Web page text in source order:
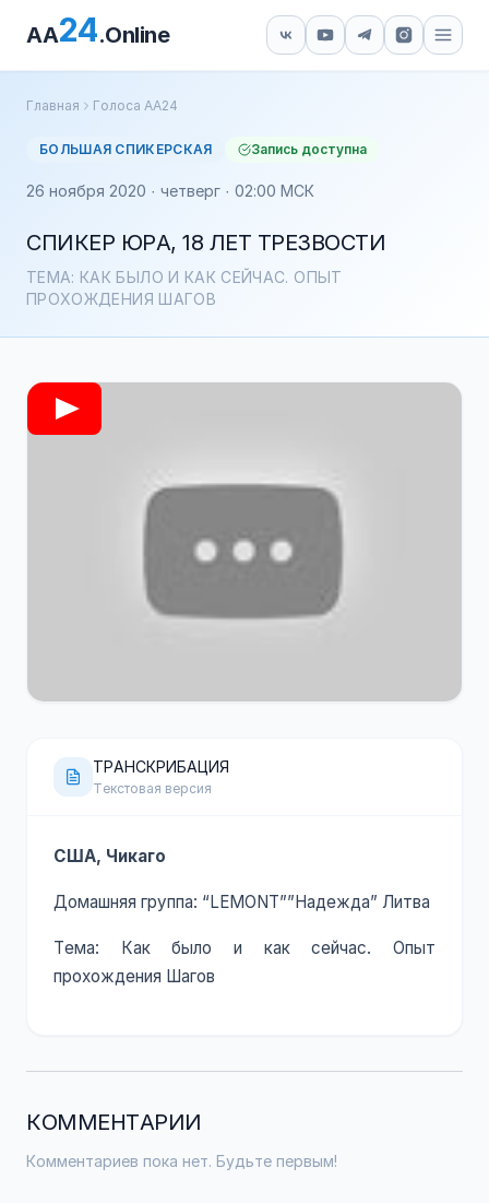
AA24.Online
Главная Голоса АА24
БОЛЬШАЯ СПИКЕРСКАЯ Запись доступна
26 ноября 2020 · четверг · 02:00 МСК
СПИКЕР ЮРА, 18 ЛЕТ ТРЕЗВОСТИ
ТЕМА: КАК БЫЛО И КАК СЕЙЧАС. ОПЫТ
ПРОХОЖДЕНИЯ ШАГОВ
ТРАНСКРИБАЦИЯ
Текстовая версия
США, Чикаго
Домашняя группа: “LEMONT””Надежда” Литва
Тема: Как было и как сейчас. Опыт
прохождения Шагов
КОММЕНТАРИИ
Комментариев пока нет. Будьте первым!